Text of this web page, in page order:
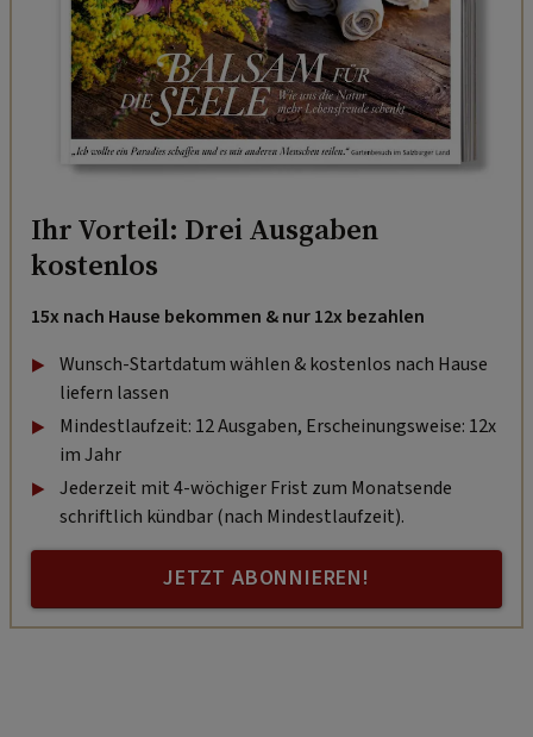
Ihr Vorteil: Drei Ausgaben
kostenlos
15x nach Hause bekommen & nur 12x bezahlen
Wunsch-Startdatum wählen & kostenlos nach Hause
liefern lassen
Mindestlaufzeit: 12 Ausgaben, Erscheinungsweise: 12x
im Jahr
Jederzeit mit 4-wöchiger Frist zum Monatsende
schriftlich kündbar (nach Mindestlaufzeit).
JETZT ABONNIEREN!